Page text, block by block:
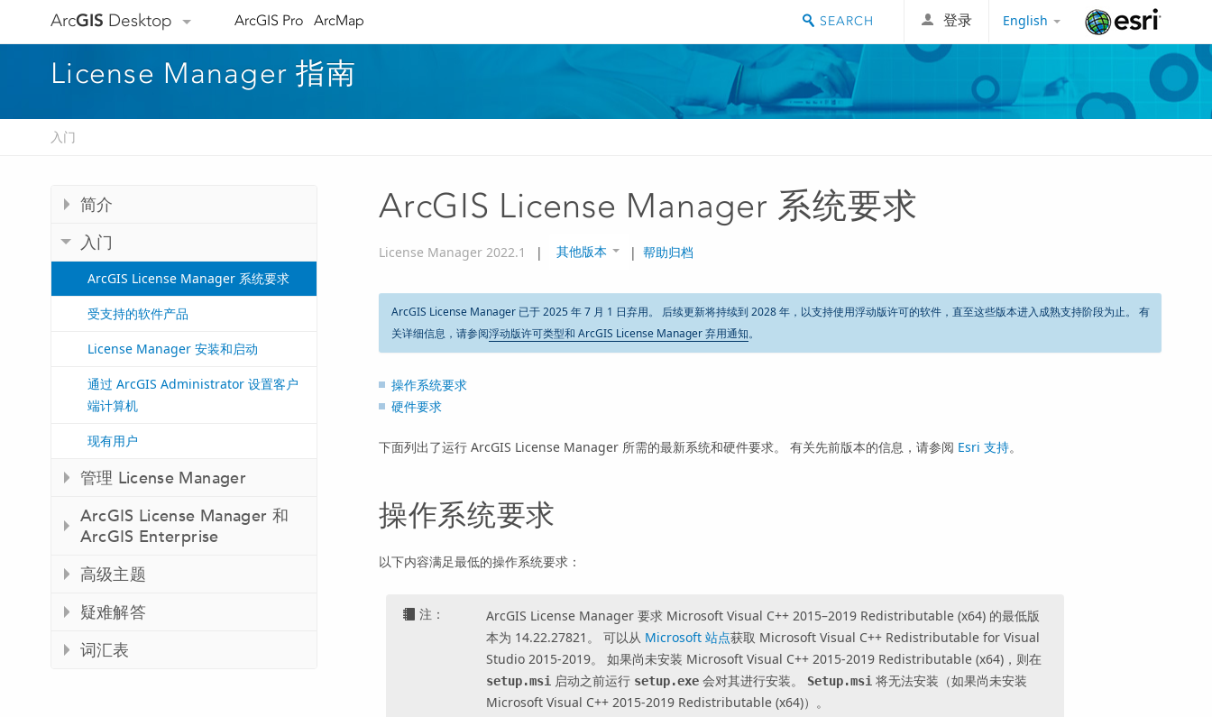
ArcGIS Desktop ArcGIS Pro ArcMap English
登录
License Manager 指南
入门
简介
入门
ArcGIS License Manager 系统要求
受支持的软件产品
License Manager 安装和启动
通过 ArcGIS Administrator 设置客户
端计算机
现有用户
管理 License Manager
ArcGIS License Manager 和
ArcGIS Enterprise
高级主题
疑难解答
词汇表
ArcGIS License Manager 系统要求
License Manager 2022.1 | 其他版本 | 帮助归档
ArcGIS License Manager 已于 2025 年 7 月 1 日弃用。 后续更新将持续到 2028 年，以支持使用浮动版许可的软件，直至这些版本进入成熟支持阶段为止。 有
关详细信息，请参阅浮动版许可类型和 ArcGIS License Manager 弃用通知。
操作系统要求
硬件要求
下面列出了运行 ArcGIS License Manager 所需的最新系统和硬件要求。 有关先前版本的信息，请参阅 Esri 支持。
操作系统要求
以下内容满足最低的操作系统要求：
注： ArcGIS License Manager 要求 Microsoft Visual C++ 2015–2019 Redistributable (x64) 的最低版
本为 14.22.27821。 可以从 Microsoft 站点获取 Microsoft Visual C++ Redistributable for Visual
Studio 2015-2019。 如果尚未安装 Microsoft Visual C++ 2015-2019 Redistributable (x64)，则在
setup.msi 启动之前运行 setup.exe 会对其进行安装。 Setup.msi 将无法安装（如果尚未安装
Microsoft Visual C++ 2015-2019 Redistributable (x64)）。